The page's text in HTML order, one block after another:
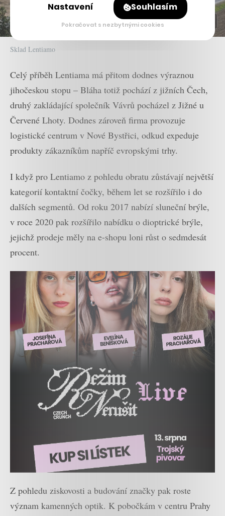
Sklad Lentiamo
Celý příběh Lentiama má přitom dodnes výraznou
jihočeskou stopu – Bláha totiž pochází z jižních Čech,
druhý zakládající společník Vávrů pocházel z Jižné u
Červené Lhoty. Dodnes zároveň firma provozuje
logistické centrum v Nové Bystřici, odkud expeduje
produkty zákazníkům napříč evropskými trhy.
I když pro Lentiamo z pohledu obratu zůstávají největší
kategorií kontaktní čočky, během let se rozšířilo i do
dalších segmentů. Od roku 2017 nabízí sluneční brýle,
v roce 2020 pak rozšířilo nabídku o dioptrické brýle,
jejichž prodeje měly na e-shopu loni růst o sedmdesát
procent.
Z pohledu ziskovosti a budování značky pak roste
význam kamenných optik. K pobočkám v centru Prahy
Nastavení Souhlasím
Pokračovat s nezbytnými cookies